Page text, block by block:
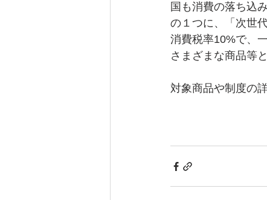
国も消費の落ち込
の１つに、「次世
消費税率10%で、
さまざまな商品等
対象商品や制度の